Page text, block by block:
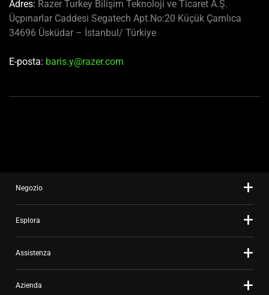
Adres: Razer Turkey Bilişim Teknoloji ve Ticaret A.Ş.
Üçpınarlar Caddesi Segatech Apt.No:20 Küçük Çamlıca
34696 Üsküdar – İstanbul/ Türkiye
E-posta: baris.y@razer.com
Negozio
Esplora
Assistenza
Azienda